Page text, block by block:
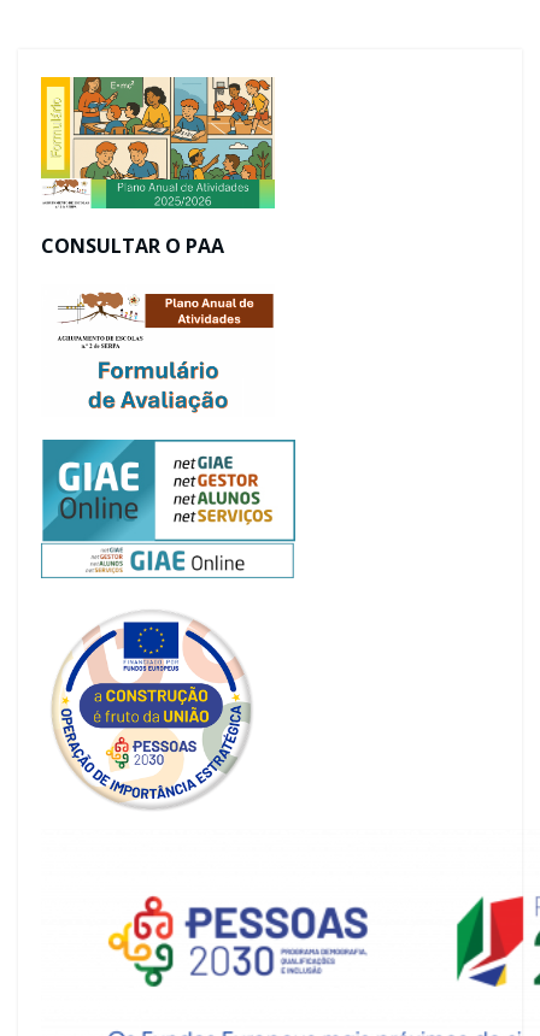
CONSULTAR O PAA